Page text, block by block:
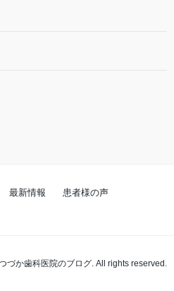
最新情報
患者様の声
づか歯科医院のブログ. All rights reserved.